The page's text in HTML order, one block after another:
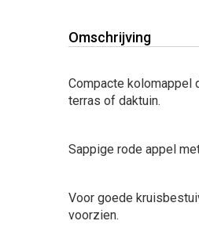
Omschrijving
Compacte kolomappel
terras of daktuin.
Sappige rode appel
Voor goede
voorzien.